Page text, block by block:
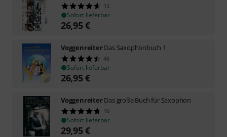
13
Sofort lieferbar
26,95€
VoggenreiterDas Saxophonbuch 1
45
Sofort lieferbar
26,95€
VoggenreiterDas große Buch für Saxophon
10
Sofort lieferbar
29,95€